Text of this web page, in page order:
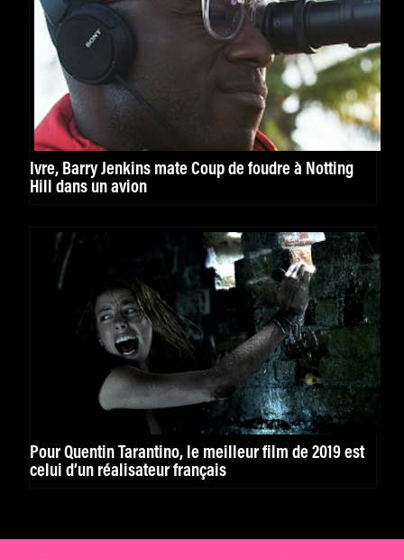
Ivre, Barry Jenkins mate Coup de foudre à Notting
Hill dans un avion
Pour Quentin Tarantino, le meilleur film de 2019 est
celui d’un réalisateur français